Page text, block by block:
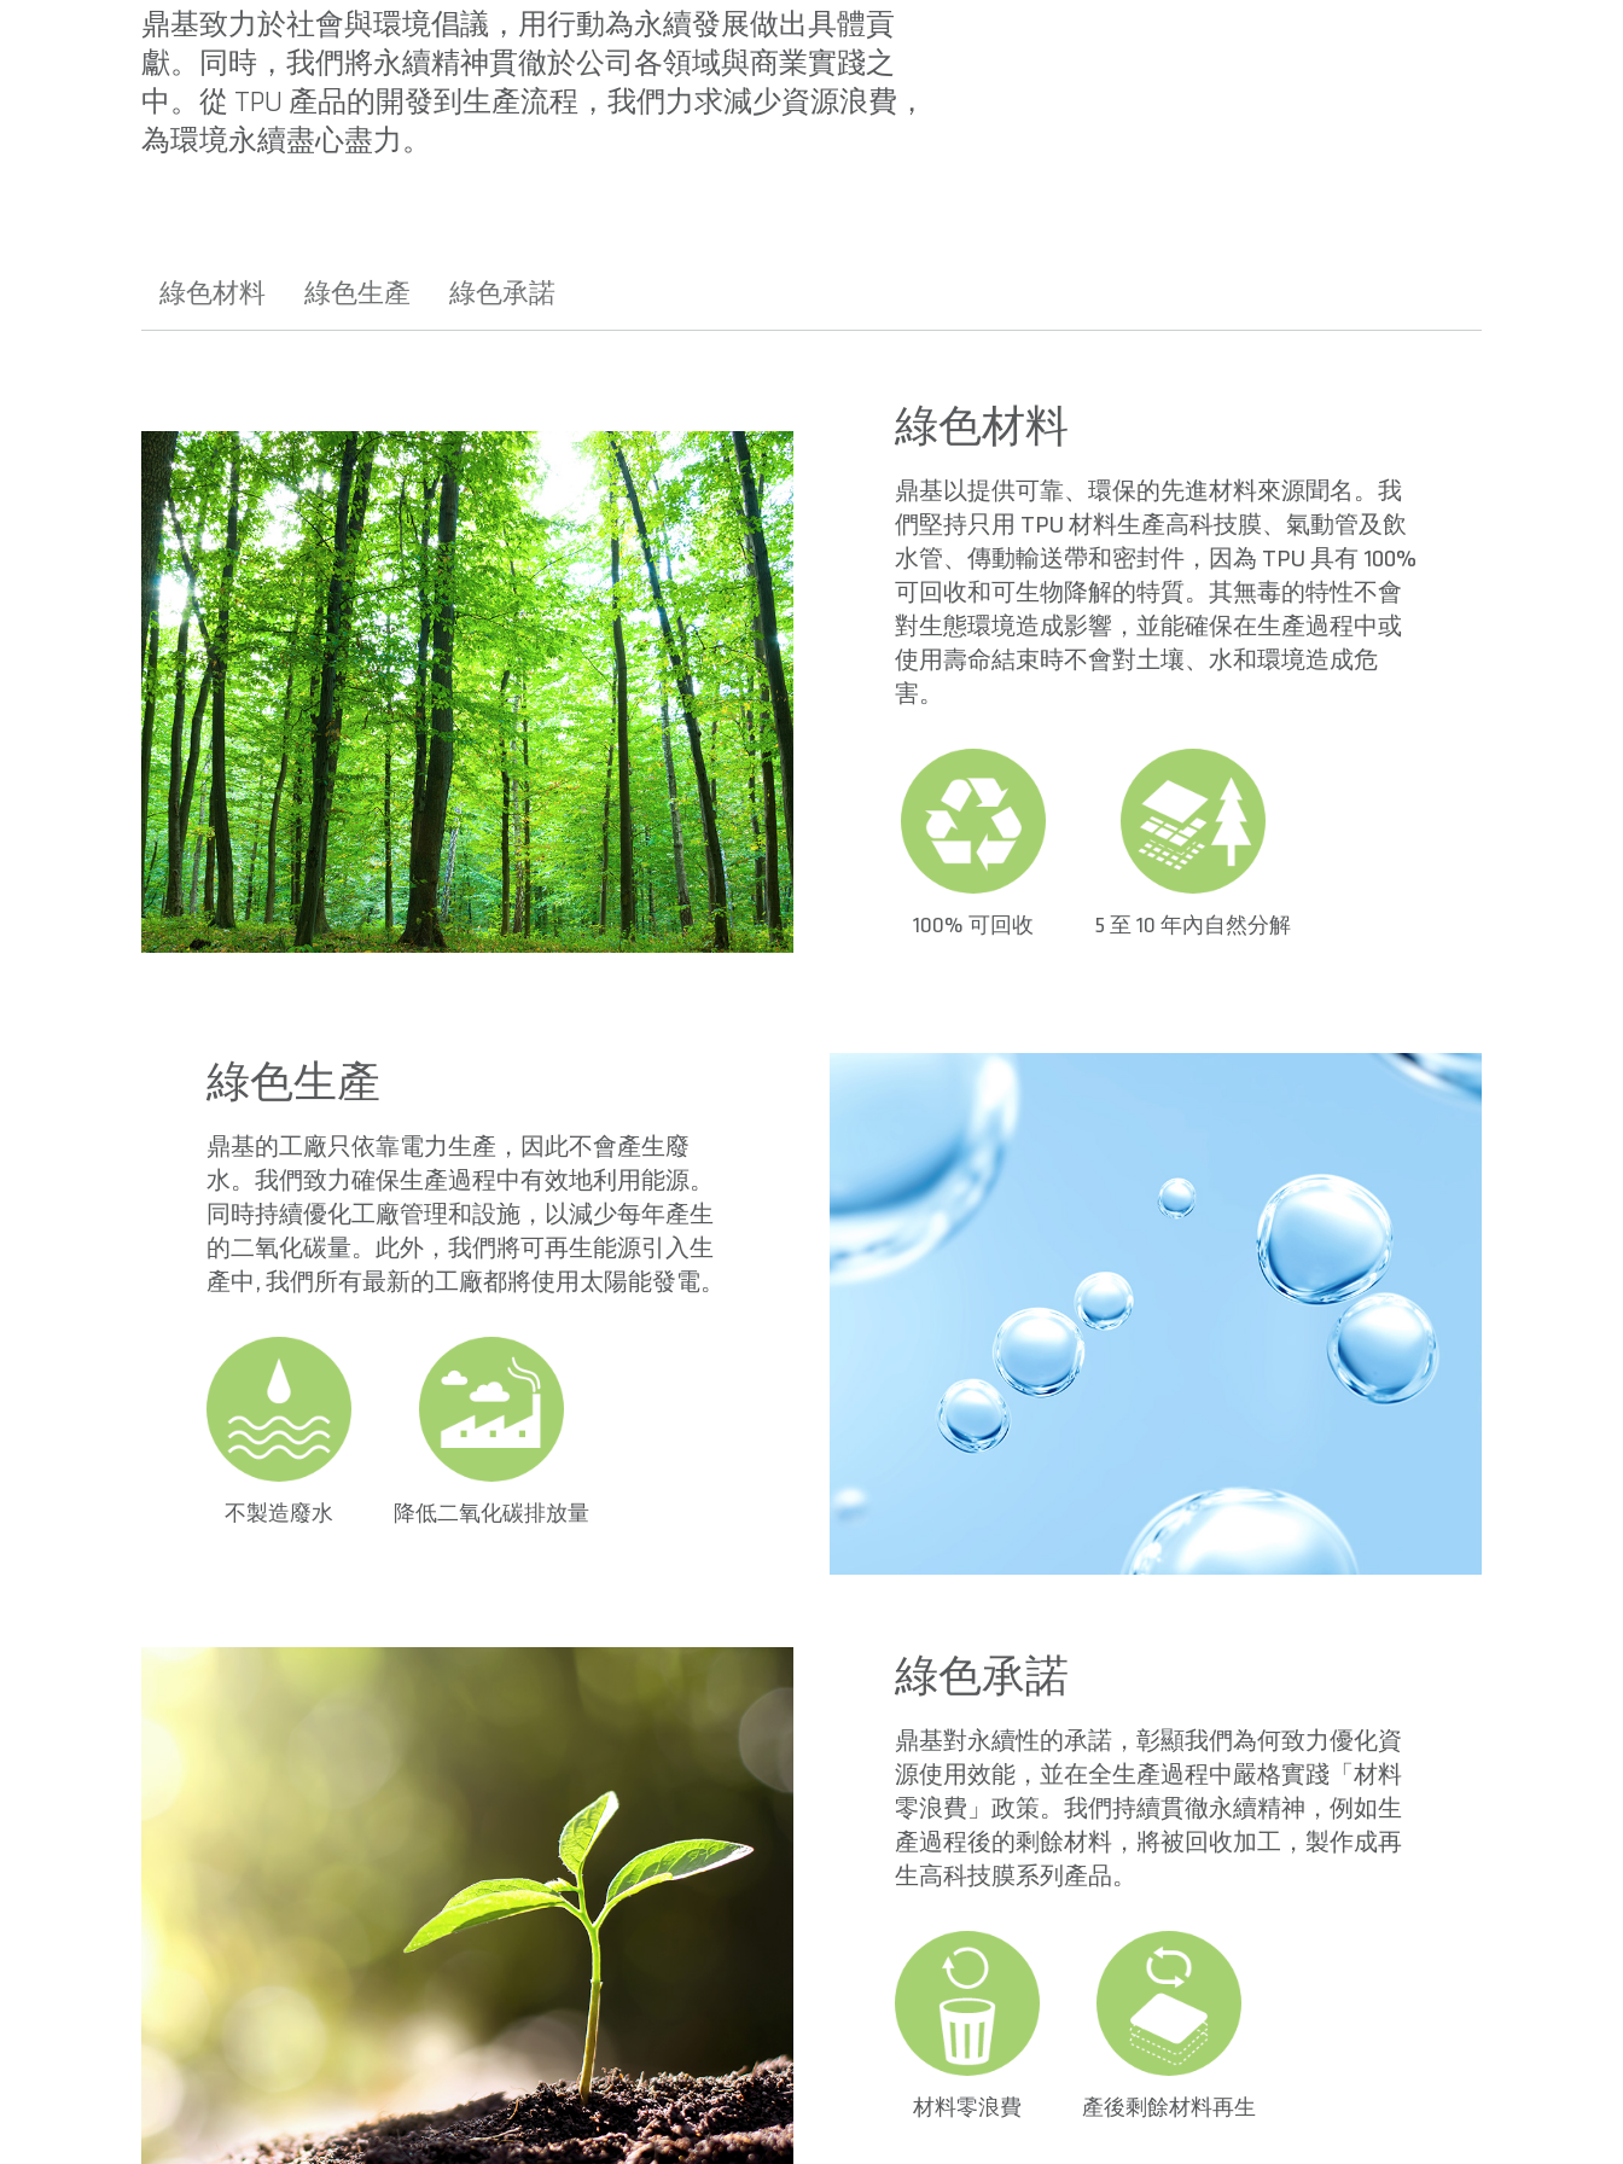
鼎基致力於社會與環境倡議，用行動為永續發展做出具體貢
獻。同時，我們將永續精神貫徹於公司各領域與商業實踐之
中。從 TPU 產品的開發到生產流程，我們力求減少資源浪費，
為環境永續盡心盡力。
綠色材料 綠色生產 綠色承諾
綠色材料
鼎基以提供可靠、環保的先進材料來源聞名。我
們堅持只用 TPU 材料生產高科技膜、氣動管及飲
水管、傳動輸送帶和密封件，因為 TPU 具有 100%
可回收和可生物降解的特質。其無毒的特性不會
對生態環境造成影響，並能確保在生產過程中或
使用壽命結束時不會對土壤、水和環境造成危
害。
100% 可回收 5 至 10 年內自然分解
綠色生產
鼎基的工廠只依靠電力生產，因此不會產生廢
水。我們致力確保生產過程中有效地利用能源。
同時持續優化工廠管理和設施，以減少每年產生
的二氧化碳量。此外，我們將可再生能源引入生
產中, 我們所有最新的工廠都將使用太陽能發電。
不製造廢水 降低二氧化碳排放量
綠色承諾
鼎基對永續性的承諾，彰顯我們為何致力優化資
源使用效能，並在全生產過程中嚴格實踐「材料
零浪費」政策。我們持續貫徹永續精神，例如生
產過程後的剩餘材料，將被回收加工，製作成再
生高科技膜系列產品。
材料零浪費 產後剩餘材料再生